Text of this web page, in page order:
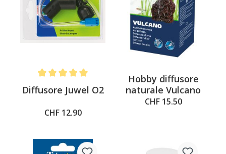
Average rating of 5 out of 5 stars
Diffusore Juwel O2
CHF 12.90
Hobby diffusore
naturale Vulcano
CHF 15.50